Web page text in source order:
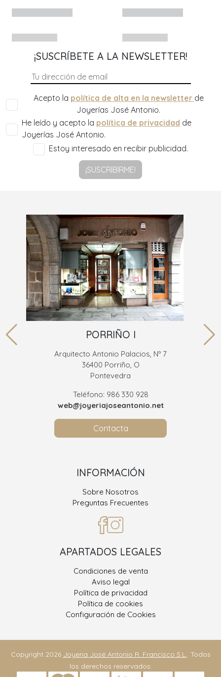
¡SUSCRÍBETE A LA NEWSLETTER!
Acepto la política de alta en la newsletter de
Joyerías José Antonio.
He leído y acepto la política de privacidad de
Joyerías José Antonio.
Estoy interesado en recibir publicidad.
¡SUSCRIBIRME!
PORRIÑO I
Arquitecto Antonio Palacios, Nº 7
36400 Porriño, O
Pontevedra
Teléfono: 986 330 928
web@joyeriajoseantonio.net
Contacta
INFORMACIÓN
Sobre Nosotros
Preguntas Frecuentes
APARTADOS LEGALES
Condiciones de venta
Aviso legal
Política de privacidad
Política de cookies
Configuración de Cookies
Copyright 2026 Joyeria José Antonio R. Francisco S.L.. Todos
los derechos reservados.